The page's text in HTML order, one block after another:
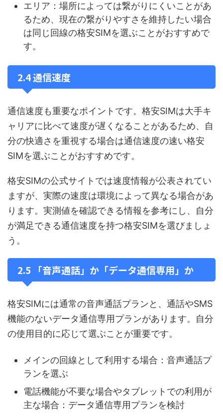
エリア：場所によっては繋がりにくいことがあ
るため、現在の繋がりやすさを維持したい場合
は同じ回線の格安SIMを選ぶことがおすすめで
す。
2.4 通信速度
通信速度も重要なポイントです。格安SIMは大手キ
ャリアに比べて速度が遅くなることがあるため、自
分の快適さを重視する場合は通信速度の速い格安
SIMを選ぶことがおすすめです。
格安SIMの公式サイトでは速度情報が公表されてい
ますが、実際の速度は環境によって異なる場合があ
ります。実測値を確認できる情報を参考にし、自分
が満足できる通信速度を持つ格安SIMを選びましょ
う。
2.5 「音声通話」か「データ通信専用」か
格安SIMには通常の音声通話プランと、通話やSMS
機能のないデータ通信専用プランがあります。自分
の使用目的に応じて選ぶことが重要です。
メインの回線として利用する場合：音声通話プ
ランを選ぶ
電話機能が不要な場合やタブレットでの利用が
主な場合：データ通信専用プランを検討